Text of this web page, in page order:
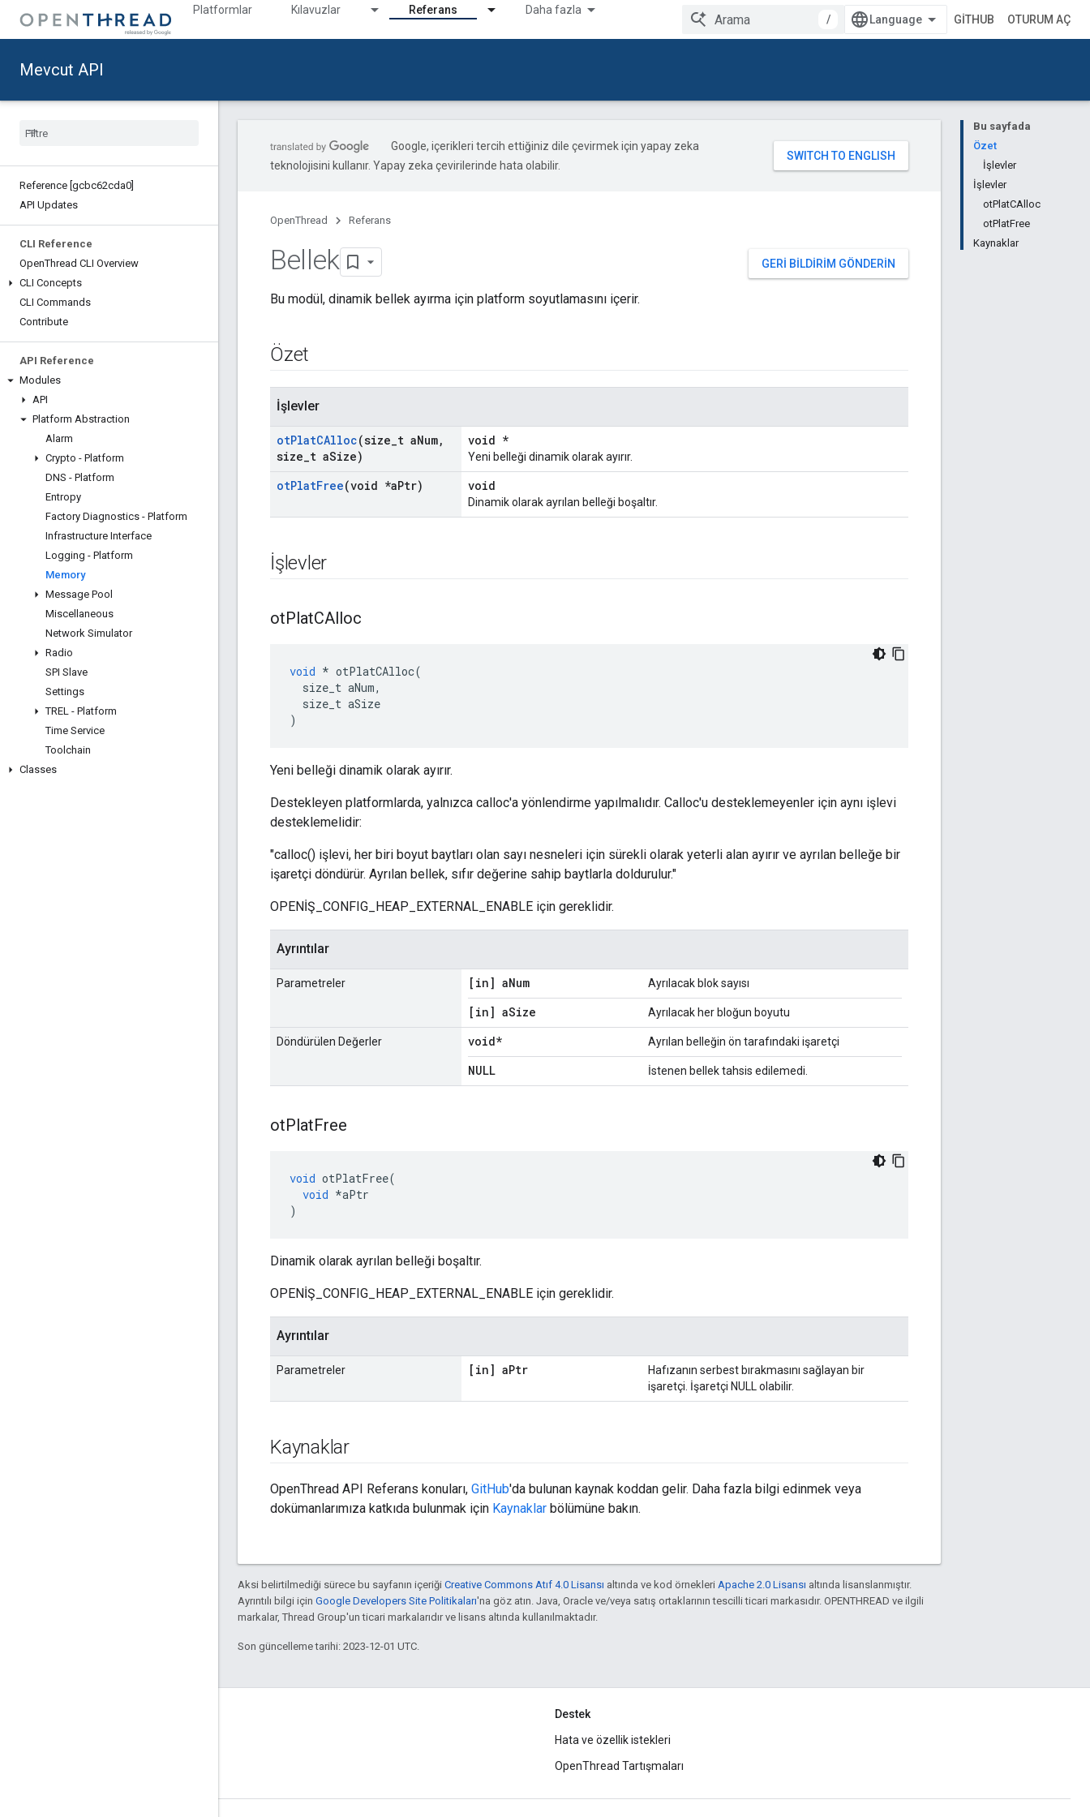
Platformlar Kılavuzlar Referans Daha fazla
/ GITHUB OTURUM AÇ
Mevcut API
Reference [gcbc62cda0]
API Updates
CLI Reference
OpenThread CLI Overview
CLI Concepts
CLI Commands
Contribute
API Reference
Modules
API
Platform Abstraction
Alarm
Crypto - Platform
DNS - Platform
Entropy
Factory Diagnostics - Platform
Infrastructure Interface
Logging - Platform
Memory
Message Pool
Miscellaneous
Network Simulator
Radio
SPI Slave
Settings
TREL - Platform
Time Service
Toolchain
Classes
Bu sayfada
Özet
İşlevler
İşlevler
otPlatCAlloc
otPlatFree
Kaynaklar
Google, içerikleri tercih ettiğiniz dile çevirmek için yapay zeka
teknolojisini kullanır. Yapay zeka çevirilerinde hata olabilir.
OpenThread Referans
GERI BILDIRIM GÖNDERIN
Bellek
Bu modül, dinamik bellek ayırma için platform soyutlamasını içerir.
Özet
İşlevler
otPlatCAlloc(size t aNum,
size t aSize)
void *
Yeni belleği dinamik olarak ayırır.
otPlatFree(void *aPtr) void
Dinamik olarak ayrılan belleği boşaltır.
İşlevler
otPlatCAlloc
void * otPlatCAlloc(
size_t aNum,
size_t aSize
)
Yeni belleği dinamik olarak ayırır.
Destekleyen platformlarda, yalnızca calloc'a yönlendirme yapılmalıdır. Calloc'u desteklemeyenler için aynı işlevi
desteklemelidir:
"calloc() işlevi, her biri boyut baytları olan sayı nesneleri için sürekli olarak yeterli alan ayırır ve ayrılan belleğe bir
işaretçi döndürür. Ayrılan bellek, sıfır değerine sahip baytlarla doldurulur."
OPENİŞ_CONFIG_HEAP_EXTERNAL_ENABLE için gereklidir.
Ayrıntılar
Parametreler [in] aNum Ayrılacak blok sayısı
[in] aSize Ayrılacak her bloğun boyutu
Döndürülen Değerler void* Ayrılan belleğin ön tarafındaki işaretçi
NULL İstenen bellek tahsis edilemedi.
otPlatFree
void otPlatFree(
void *aPtr
)
Dinamik olarak ayrılan belleği boşaltır.
OPENİŞ_CONFIG_HEAP_EXTERNAL_ENABLE için gereklidir.
Ayrıntılar
Parametreler [in] aPtr
Hafızanın serbest bırakmasını sağlayan bir
işaretçi. İşaretçi NULL olabilir.
Kaynaklar
OpenThread API Referans konuları, GitHub'da bulunan kaynak koddan gelir. Daha fazla bilgi edinmek veya
dokümanlarımıza katkıda bulunmak için Kaynaklar bölümüne bakın.
Aksi belirtilmediği sürece bu sayfanın içeriği Creative Commons Atıf 4.0 Lisansı altında ve kod örnekleri Apache 2.0 Lisansı altında lisanslanmıştır.
Ayrıntılı bilgi için Google Developers Site Politikaları'na göz atın. Java, Oracle ve/veya satış ortaklarının tescilli ticari markasıdır. OPENTHREAD ve ilgili
markalar, Thread Group'un ticari markalarıdır ve lisans altında kullanılmaktadır.
Son güncelleme tarihi: 2023-12-01 UTC.
Destek
Hata ve özellik istekleri
OpenThread Tartışmaları